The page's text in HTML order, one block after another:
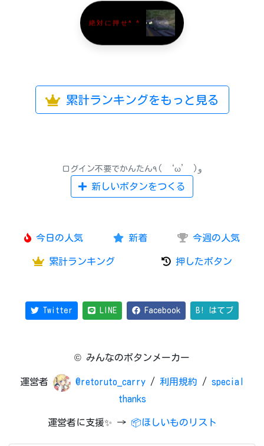
絶対に押せ^ ^
累計ランキングをもっと見る
ログイン不要でかんたん٩( ‘ω’ )و
新しいボタンをつくる
今日の人気 新着 今週の人気
累計ランキング 押したボタン
Twitter LINE Facebook B! はてブ
© みんなのボタンメーカー
運営者 @retoruto_carry / 利用規約 / special
thanks
運営者に支援✨ → 📦ほしいものリスト